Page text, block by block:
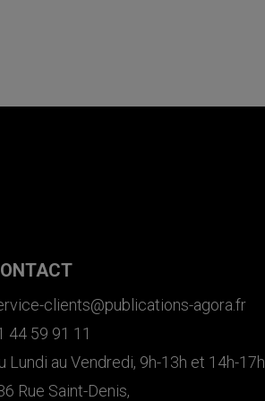
clients@publications-agora.fr
44 59 91 11
Lundi au Vendredi, 9h-13h et 14h-17h
Rue Saint-Denis,